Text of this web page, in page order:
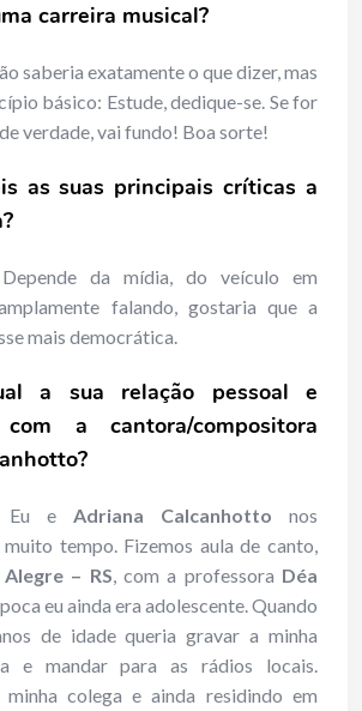
carreira musical?
saberia exatamente o que dizer, mas
básico: Estude, dedique-se. Se for
verdade, vai fundo! Boa sorte!
as suas principais críticas a
Depende da mídia, do veículo em
falando, gostaria que a
mais democrática.
a sua relação pessoal e
a cantora/compositora
Eu e Adriana Calcanhotto nos
muito tempo. Fizemos aula de canto,
– RS, com a professora Déa
eu ainda era adolescente. Quando
de idade queria gravar a minha
e mandar para as rádios locais.
minha colega e ainda residindo em